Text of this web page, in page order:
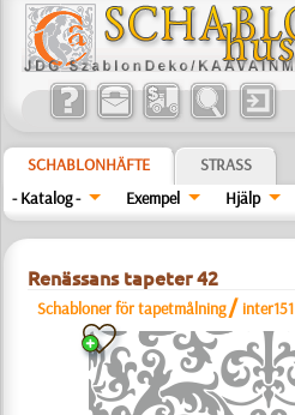
SCHABLONHÄFTE
STRASS
- Katalog -
Exempel Hjälp
Renässans tapeter 42
Schabloner för tapetmålning / inter151